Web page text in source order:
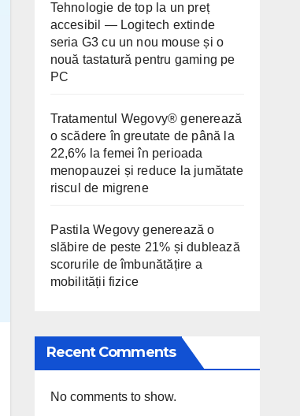
Tehnologie de top la un preț
accesibil — Logitech extinde
seria G3 cu un nou mouse și o
nouă tastatură pentru gaming pe
PC
Tratamentul Wegovy® generează
o scădere în greutate de până la
22,6% la femei în perioada
menopauzei și reduce la jumătate
riscul de migrene
Pastila Wegovy generează o
slăbire de peste 21% și dublează
scorurile de îmbunătățire a
mobilității fizice
Recent Comments
No comments to show.